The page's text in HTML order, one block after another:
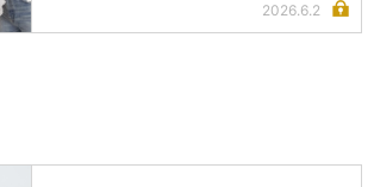
2026.6.2